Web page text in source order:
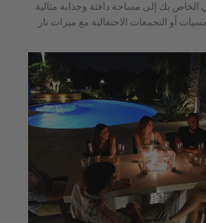
الخاص بك إلى مساحة دافئة وجذابة مثالية
أو التجمعات الاحتفالية مع ميزات نار